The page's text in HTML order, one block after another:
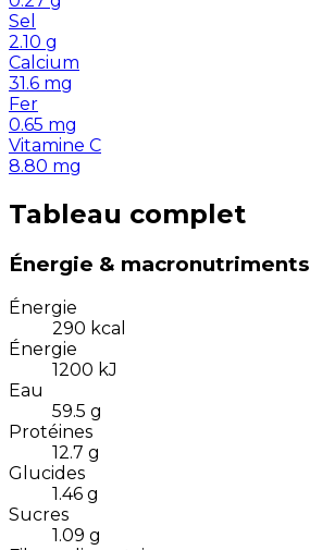
Sel
2.10 g
Calcium
31.6 mg
Fer
0.65 mg
Vitamine C
8.80 mg
Tableau complet
Énergie & macronutriments
Énergie
290 kcal
Énergie
1200 kJ
Eau
59.5 g
Protéines
12.7 g
Glucides
1.46 g
Sucres
1.09 g